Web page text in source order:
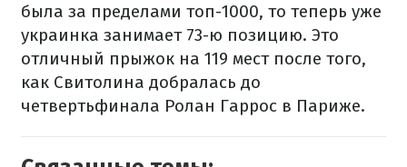
была за пределами топ-1000, то теперь уже
украинка занимает 73-ю позицию. Это
отличный прыжок на 119 мест после того,
как Свитолина добралась до
четвертьфинала Ролан Гаррос в Париже.